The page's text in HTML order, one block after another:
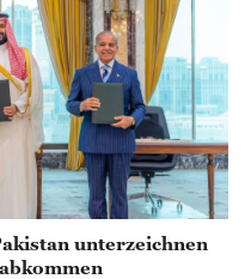
unterzeichnen